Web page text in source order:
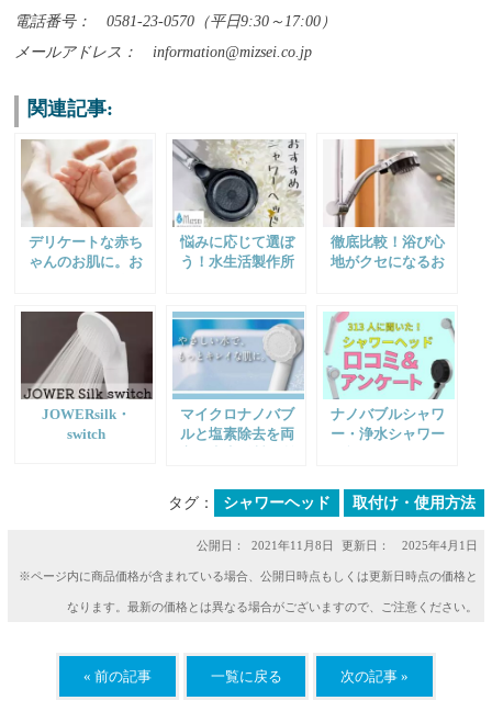
電話番号： 0581-23-0570（平日9:30～17:00）
メールアドレス： information@mizsei.co.jp
関連記事:
デリケートな赤ち
ゃんのお肌に。お
悩みに応じて選ぼ
う！水生活製作所
徹底比較！浴び心
地がクセになるお
JOWERsilk・
switch
マイクロナノバブ
ルと塩素除去を両
ッド「バブリージ
ョワー」
ナノバブルシャワ
ー・浄水シャワー
ト結果
タグ： シャワーヘッド 取付け・使用方法
公開日： 2021年11月8日 更新日： 2025年4月1日
※ページ内に商品価格が含まれている場合、公開日時点もしくは更新日時点の価格と
なります。最新の価格とは異なる場合がございますので、ご注意ください。
« 前の記事 一覧に戻る 次の記事 »